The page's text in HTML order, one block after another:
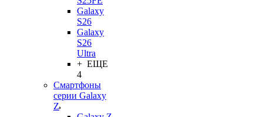
Galaxy
S26
Galaxy
S26
Ultra
+ ЕЩЕ
4
Смартфоны
серии Galaxy
Z